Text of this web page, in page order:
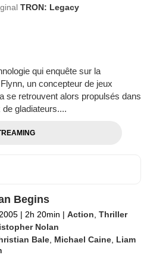
TRON: Legacy
qui enquête sur la
un concepteur de jeux
se retrouvent alors propulsés dans
gladiateurs....
Begins
| 2h 20min | Action ,Thriller
Nolan
Bale Michael Caine Liam